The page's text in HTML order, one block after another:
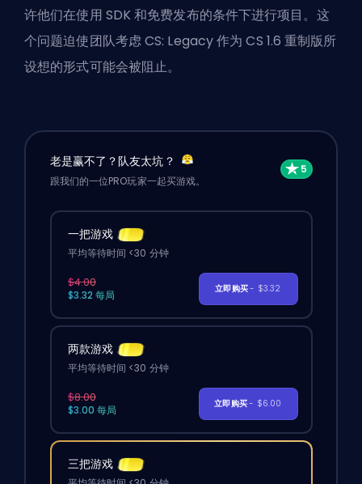
许他们在使用 SDK 和免费发布的条件下进行项目。这
个问题迫使团队考虑 CS: Legacy 作为 CS 1.6 重制版所
设想的形式可能会被阻止。
老是赢不了？队友太坑？
跟我们的一位PRO玩家一起买游戏。
一把游戏
平均等待时间 <30 分钟
$4.00
$3.32 每局
立即购买- $3.32
两款游戏
平均等待时间 <30 分钟
$8.00
$3.00 每局
立即购买- $6.00
三把游戏